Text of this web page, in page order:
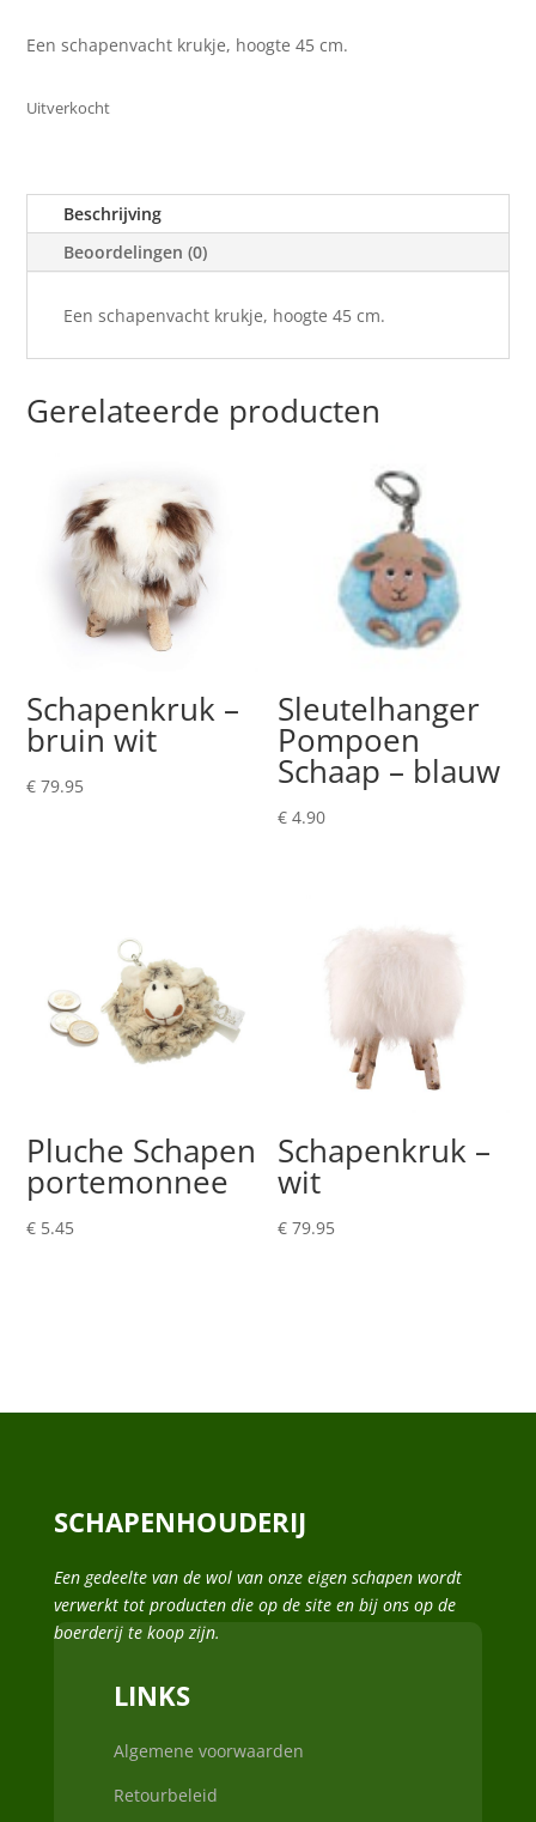
Een schapenvacht krukje, hoogte 45 cm.
Uitverkocht
Beschrijving
Beoordelingen (0)
Een schapenvacht krukje, hoogte 45 cm.
Gerelateerde producten
Schapenkruk –
bruin wit
€ 79.95
Sleutelhanger
Pompoen
Schaap – blauw
€ 4.90
Pluche Schapen
portemonnee
€ 5.45
Schapenkruk –
wit
€ 79.95
SCHAPENHOUDERIJ
Een gedeelte van de wol van onze eigen schapen wordt
verwerkt tot producten die op de site en bij ons op de
boerderij te koop zijn.
LINKS
Algemene voorwaarden
Retourbeleid